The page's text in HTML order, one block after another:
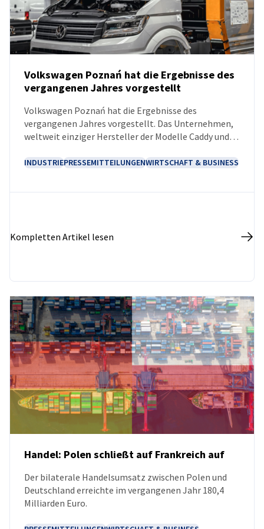
Volkswagen Poznań hat die Ergebnisse des
vergangenen Jahres vorgestellt
Volkswagen Poznań hat die Ergebnisse des
vergangenen Jahres vorgestellt. Das Unternehmen,
weltweit einziger Hersteller der Modelle Caddy und
Fahrzeugen, während die Gießerei mit der Produktion
Elektromobilität.
INDUSTRIEPRESSEMITTEILUNGENWIRTSCHAFT & BUSINESS
Kompletten Artikel lesen
NEUIGKEITEN
Handel: Polen schließt auf Frankreich auf
Der bilaterale Handelsumsatz zwischen Polen und
Deutschland erreichte im vergangenen Jahr 180,4
Milliarden Euro.